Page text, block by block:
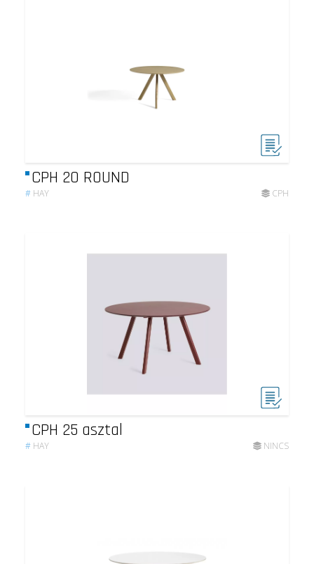
CPH 20 ROUND
# HAY CPH
CPH 25 asztal
# HAY NINCS